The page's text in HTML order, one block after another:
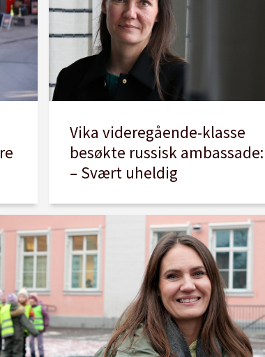
Vika videregående-klasse
besøkte russisk ambassade:
– Svært uheldig